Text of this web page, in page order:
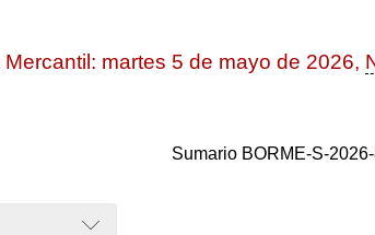
martes 5 de mayo de 2026,
Sumario BORME-S-